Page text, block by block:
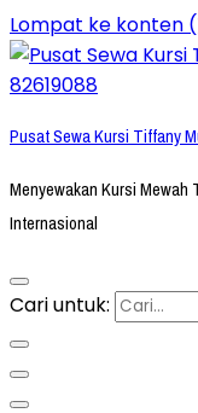
Lompat ke konten
Pusat Sewa Kursi Tiffany
Menyewakan Kursi
Internasional
Cari untuk: